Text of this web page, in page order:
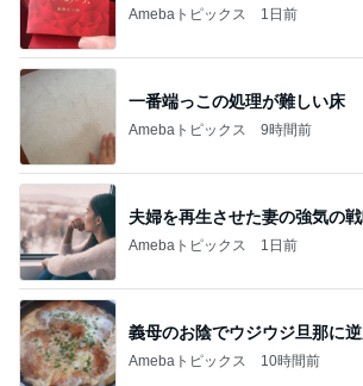
Amebaトピックス 1日前
一番端っこの処理が難しい床
Amebaトピックス 9時間前
夫婦を再生させた妻の強気の
Amebaトピックス 1日前
義母のお陰でウジウジ旦那に逆
Amebaトピックス 10時間前